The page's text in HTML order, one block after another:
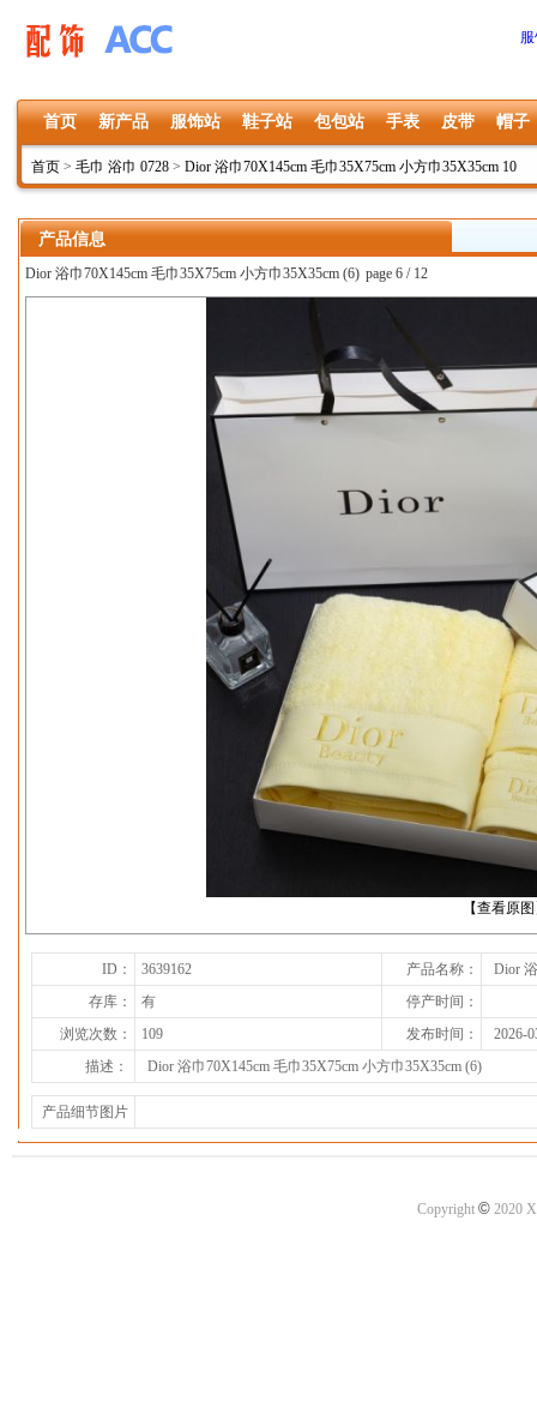
首页 新产品 服饰站 鞋子站 包包站 手表 皮带 帽子
首页 > 毛巾 浴巾 0728 > Dior 浴巾70X145cm 毛巾35X75cm 小方巾35X35cm 10
产品信息
Dior 浴巾70X145cm 毛巾35X75cm 小方巾35X35cm (6) page 6 / 12
【查看原
下一张
ID： 3639162 产品名称：
Dior
存库：
有
停产时间：
浏览次数：
109 发布时间：
2026-
描述：
Dior 浴巾70X145cm 毛巾35X75cm 小方巾35X35cm (6)
产品细节图片
Copyright ©2020